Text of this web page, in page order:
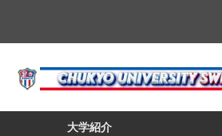
大学紹介